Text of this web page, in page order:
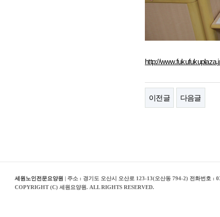
http://
이전글 다음글
세원노인전문요양원 | 주소 : 경기도 오산시 오산로 123-13(오산동 794-2) 전화번호 :
COPYRIGHT (C) 세원요양원. ALL RIGHTS RESERVED.